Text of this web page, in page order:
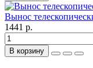
Вынос
1441 р.
В корзину